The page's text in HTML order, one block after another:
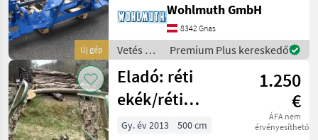
Vetes Es
Noevenyapolas
Retborona
Mandam
KATEGÓRIA
KIVÁLASZTÁSA
Mandam
Új gép
hydraulisch mit
mechanischer Verriegelung,
Vetés és növényápolás
Rétborona
Wohlmuth GmbH
8342 Gnas
Vetés és
növényápolás
/
Mandam
Premium Plus kereskedő
Eladó: réti
ekék/réti
szántók
1.250
€
ÁFA nem
érvényesíthető
Gy. év 2013 500 cm